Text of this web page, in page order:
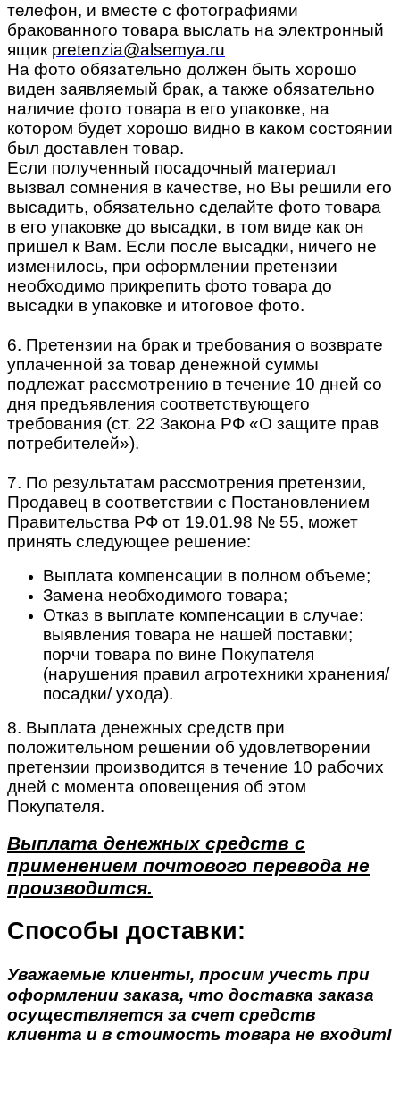
телефон, и вместе с фотографиями
бракованного товара выслать на электронный
ящик pretenzia@alsemya.ru
На фото обязательно должен быть хорошо
виден заявляемый брак, а также обязательно
наличие фото товара в его упаковке, на
котором будет хорошо видно в каком состоянии
был доставлен товар.
Если полученный посадочный материал
вызвал сомнения в качестве, но Вы решили его
высадить, обязательно сделайте фото товара
в его упаковке до высадки, в том виде как он
пришел к Вам. Если после высадки, ничего не
изменилось, при оформлении претензии
необходимо прикрепить фото товара до
высадки в упаковке и итоговое фото.
6. Претензии на брак и требования о возврате
уплаченной за товар денежной суммы
подлежат рассмотрению в течение 10 дней со
дня предъявления соответствующего
требования (ст. 22 Закона РФ «О защите прав
потребителей»).
7. По результатам рассмотрения претензии,
Продавец в соответствии с Постановлением
Правительства РФ от 19.01.98 № 55, может
принять следующее решение:
Выплата компенсации в полном объеме;
Замена необходимого товара;
Отказ в выплате компенсации в случае:
выявления товара не нашей поставки;
порчи товара по вине Покупателя
(нарушения правил агротехники хранения/
посадки/ ухода).
8. Выплата денежных средств при
положительном решении об удовлетворении
претензии производится в течение 10 рабочих
дней с момента оповещения об этом
Покупателя.
Выплата денежных средств с
применением почтового перевода не
производится.
Способы доставки:
Уважаемые клиенты, просим учесть при
оформлении заказа, что доставка заказа
осуществляется за счет средств
клиента и в стоимость товара не входит!